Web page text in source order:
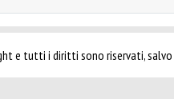
e tutti i diritti sono riservati, salvo